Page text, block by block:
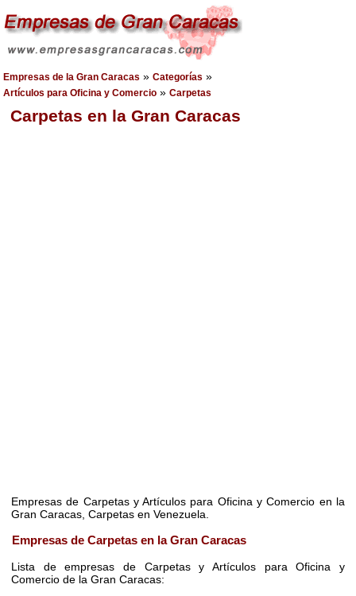
Empresas de la Gran Caracas » Categorías »
Artículos para Oficina y Comercio » Carpetas
Carpetas en la Gran Caracas
Empresas de Carpetas y Artículos para Oficina y Comercio en la
Gran Caracas, Carpetas en Venezuela.
Empresas de Carpetas en la Gran Caracas
Lista de empresas de Carpetas y Artículos para Oficina y
Comercio de la Gran Caracas: